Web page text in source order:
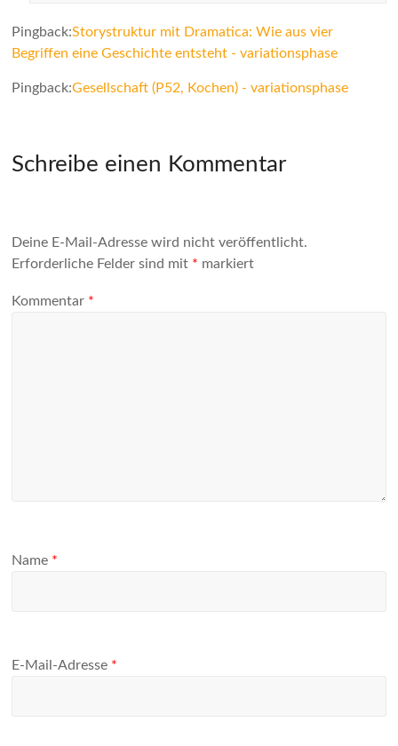
Pingback:Storystruktur mit Dramatica: Wie aus vier
Begriffen eine Geschichte entsteht - variationsphase
Pingback:Gesellschaft (P52, Kochen) - variationsphase
Schreibe einen Kommentar
Deine E-Mail-Adresse wird nicht veröffentlicht.
Erforderliche Felder sind mit * markiert
Kommentar *
Name *
E-Mail-Adresse *